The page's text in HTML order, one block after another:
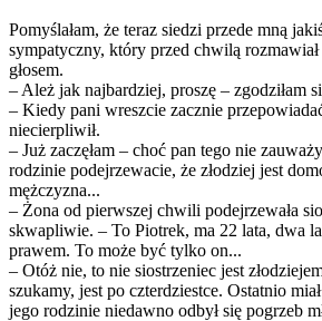
Pomyślałam, że teraz siedzi przede mną
sympatyczny, który przed chwilą
głosem.
– Ależ jak najbardziej, proszę – zgodziłam
– Kiedy pani wreszcie zacznie
niecierpliwił.
– Już zaczęłam – choć pan tego nie
rodzinie podejrzewacie, że złodziej jest
mężczyzna...
– Żona od pierwszej chwili podejrzewała
skwapliwie. – To Piotrek, ma 22 lata, dwa
prawem. To może być tylko on...
– Otóż nie, to nie siostrzeniec jest
szukamy, jest po czterdziestce. Ostatnio
jego rodzinie niedawno odbył się pogrzeb